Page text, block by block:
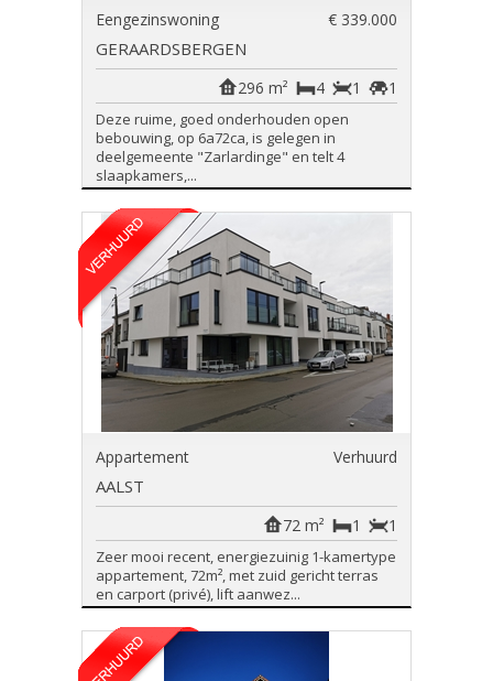
Eengezinswoning € 339.000
GERAARDSBERGEN
1
1
4
296 m²
Deze ruime, goed onderhouden open
bebouwing, op 6a72ca, is gelegen in
deelgemeente "Zarlardinge" en telt 4
slaapkamers,...
Appartement Verhuurd
AALST
1
1
72 m²
Zeer mooi recent, energiezuinig 1-kamertype
appartement, 72m², met zuid gericht terras
en carport (privé), lift aanwez...